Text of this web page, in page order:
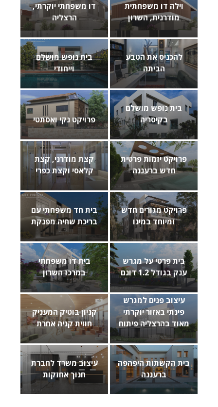
דו משפחתי יוקרתי,
הרצליה
וילה דו משפחתית
מודרנית, השרון
בית נופש מושלם
וייחודי
להכניס את הטבע
הביתה
פרויקט נקי ואסתטי
בית נופש מושלם
בקיסריה
קצת מודרני, קצת
קלאסי וקצת כפרי
פרויקט יזמות פרטית
חדש ברעננה
בית חד משפחתי עם
בריכת שחיה מפנקת
פרויקט מגורים חדש
ומיוחד במינו
בית דו משפחתי
במרכז השרון
בית פרטי על מגרש
ענק בגודל 1.2 דונם
קניון בוטיק המעניק
חווית קניה אחרת
עיצוב פנים למגרש
פינתי באזור יוקרתי
מאוד בהרצליה פיתוח
עיצוב משרד לחברת
חנוך אחזקות
בית הקשתות היפהפה
ברעננה